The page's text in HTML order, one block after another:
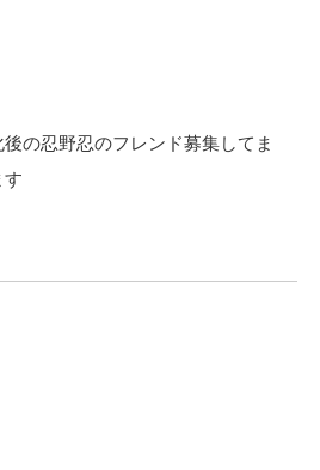
の忍野忍のフレンド募集してま
す